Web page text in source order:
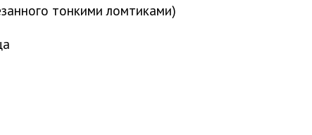
тонкими ломтиками)